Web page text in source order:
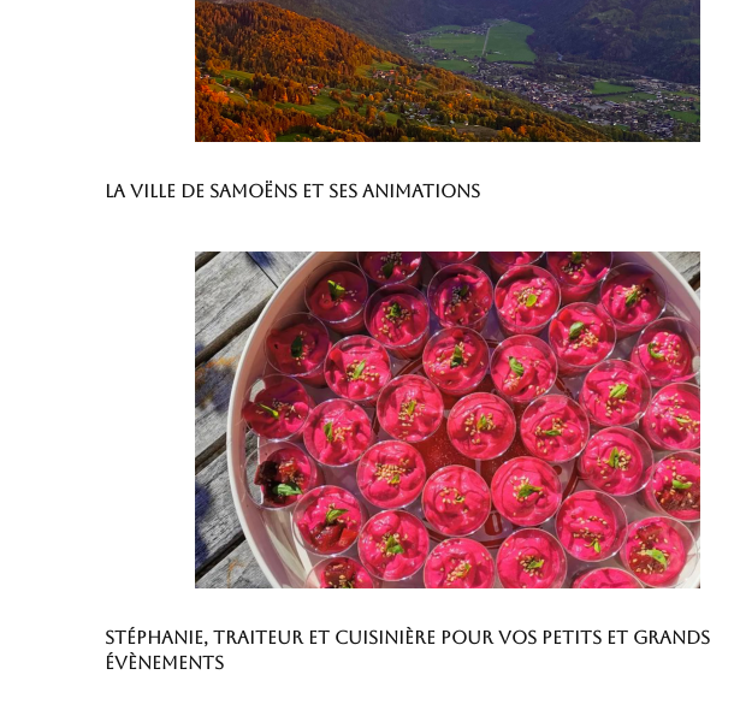
La ville de Samoëns et ses animations
Stéphanie, traiteur et cuisinière pour vos petits et grands
évènements